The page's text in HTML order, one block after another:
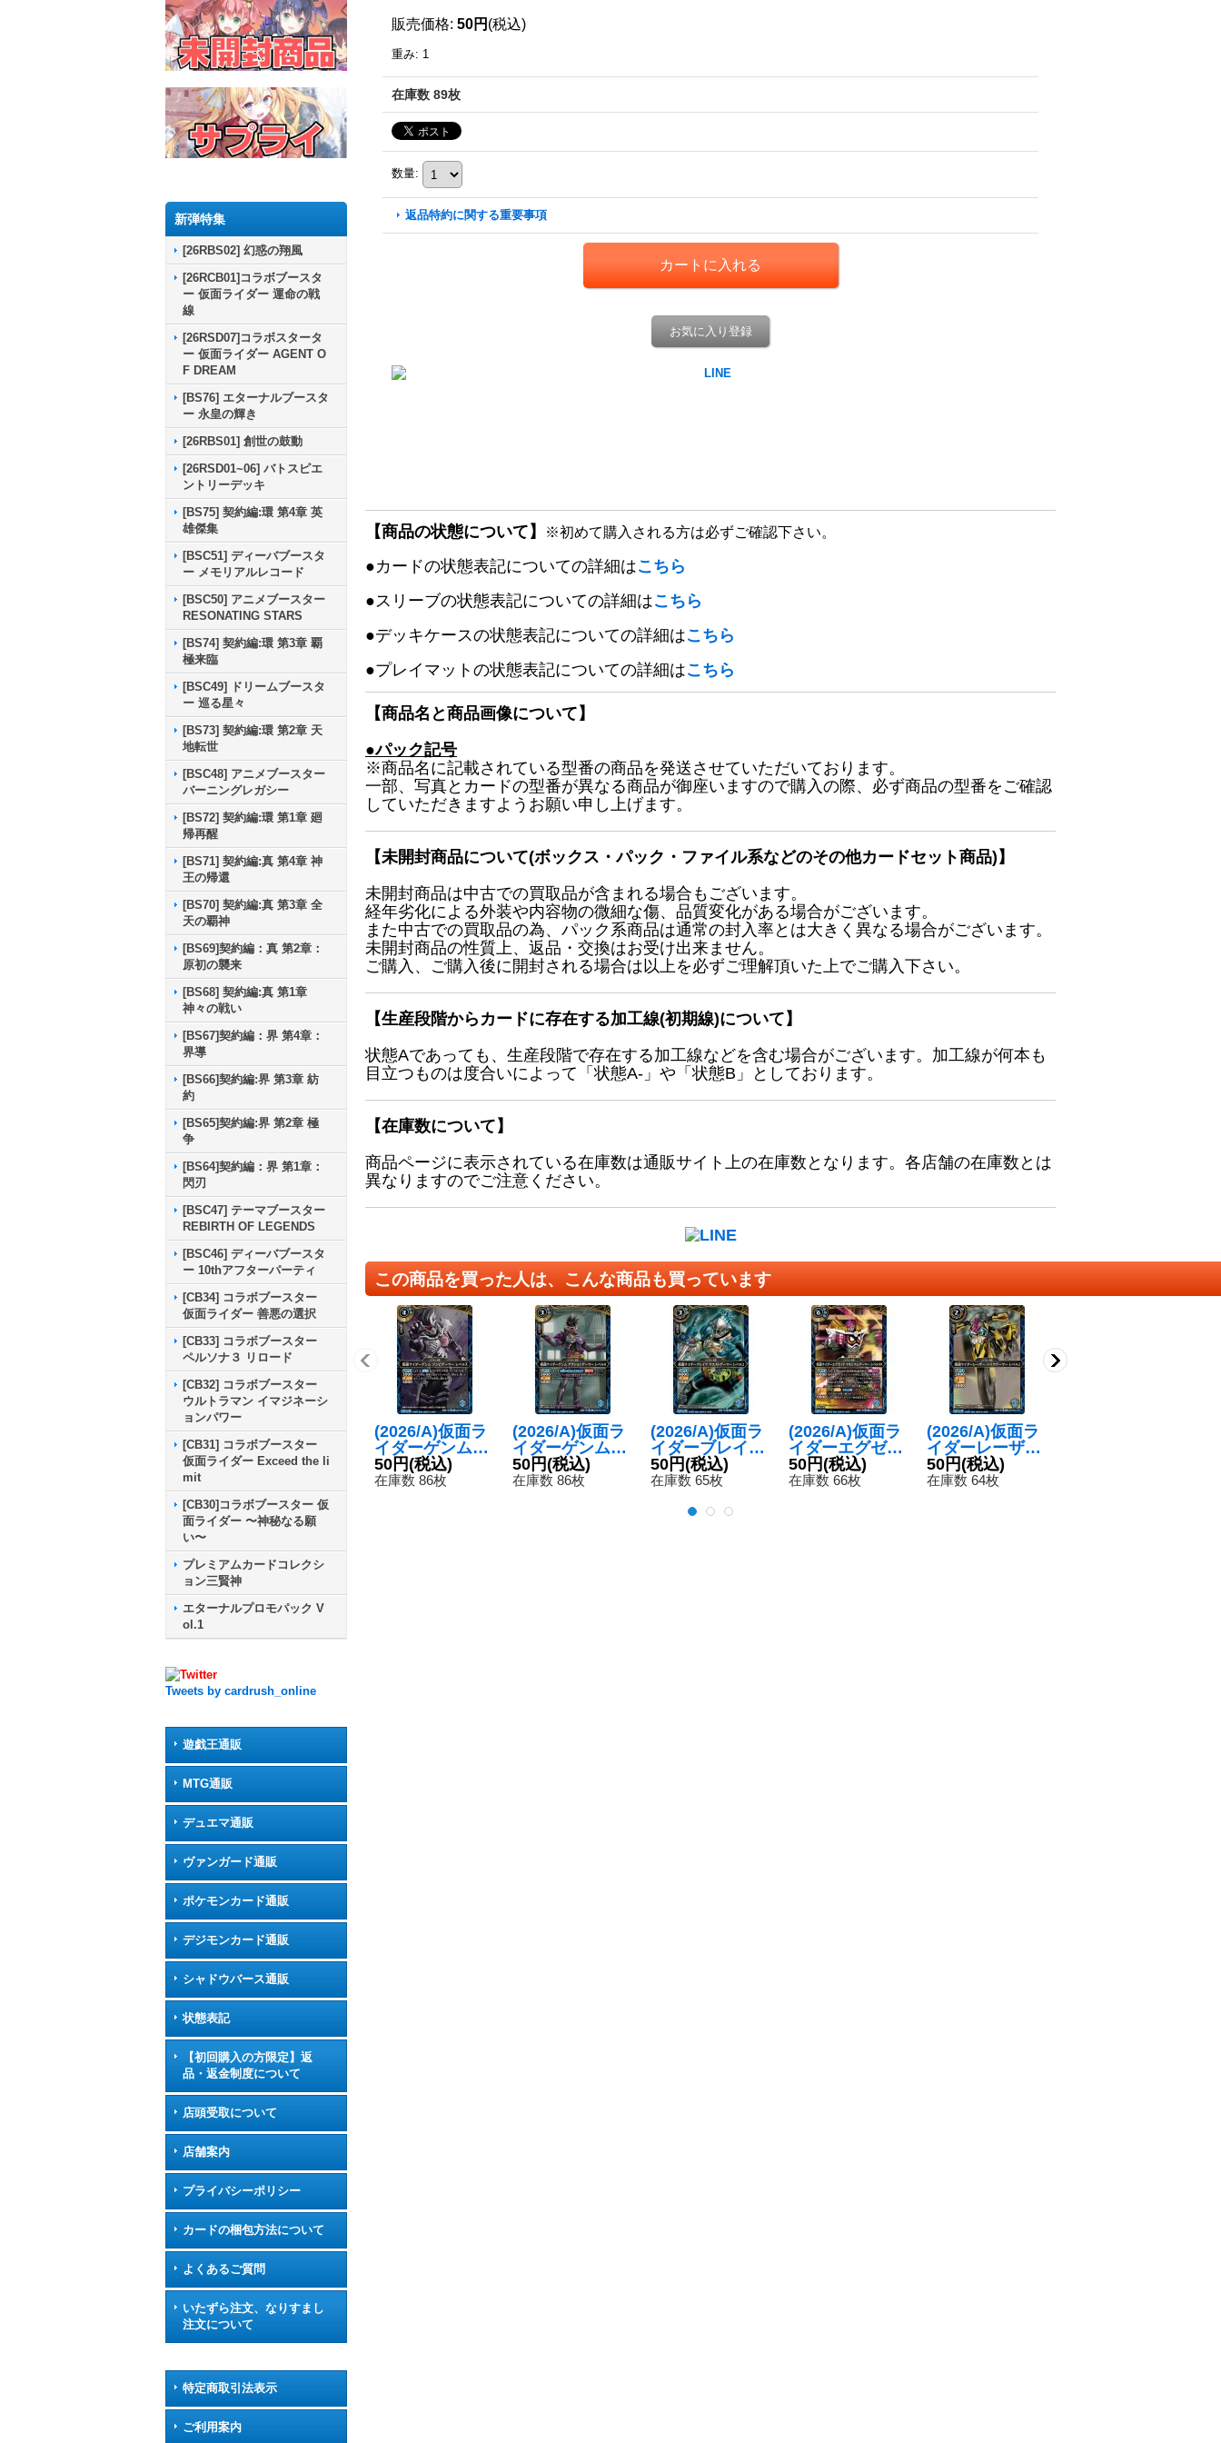
新弾特集
[26RBS02] 幻惑の翔風
[26RCB01]コラボブースタ
ー 仮面ライダー 運命の戦
線
[26RSD07]コラボスタータ
ー 仮面ライダー AGENT O
F DREAM
[BS76] エターナルブースタ
ー 永皇の輝き
[26RBS01] 創世の鼓動
[26RSD01~06] バトスピエ
ントリーデッキ
[BS75] 契約編:環 第4章 英
雄傑集
[BSC51] ディーバブースタ
ー メモリアルレコード
[BSC50] アニメブースター
RESONATING STARS
[BS74] 契約編:環 第3章 覇
極来臨
[BSC49] ドリームブースタ
ー 巡る星々
[BS73] 契約編:環 第2章 天
地転世
[BSC48] アニメブースター
バーニングレガシー
[BS72] 契約編:環 第1章 廻
帰再醒
[BS71] 契約編:真 第4章 神
王の帰還
[BS70] 契約編:真 第3章 全
天の覇神
[BS69]契約編：真 第2章：
原初の襲来
[BS68] 契約編:真 第1章
神々の戦い
[BS67]契約編：界 第4章：
界導
[BS66]契約編:界 第3章 紡
約
[BS65]契約編:界 第2章 極
争
[BS64]契約編：界 第1章：
閃刃
[BSC47] テーマブースター
REBIRTH OF LEGENDS
[BSC46] ディーバブースタ
ー 10thアフターパーティ
[CB34] コラボブースター
仮面ライダー 善悪の選択
[CB33] コラボブースター
ペルソナ３ リロード
[CB32] コラボブースター
ウルトラマン イマジネーシ
ョンパワー
[CB31] コラボブースター
仮面ライダー Exceed the li
mit
[CB30]コラボブースター 仮
面ライダー 〜神秘なる願
い〜
プレミアムカードコレクシ
ョン三賢神
エターナルプロモパック V
ol.1
Tweets by cardrush_online
遊戯王通販
MTG通販
デュエマ通販
ヴァンガード通販
ポケモンカード通販
デジモンカード通販
シャドウバース通販
状態表記
【初回購入の方限定】返
品・返金制度について
店頭受取について
店舗案内
プライバシーポリシー
カードの梱包方法について
よくあるご質問
いたずら注文、なりすまし
注文について
特定商取引法表示
ご利用案内
販売価格: 50円 (税込)
重み: 1
在庫数 89枚
数量:
返品特約に関する重要事項
お気に入り登録
【商品の状態について】 ※初めて購入される方は必ずご確認下さい。
●カードの状態表記についての詳細はこちら
●スリーブの状態表記についての詳細はこちら
●デッキケースの状態表記についての詳細はこちら
●プレイマットの状態表記についての詳細はこちら
【商品名と商品画像について】
●パック記号
※商品名に記載されている型番の商品を発送させていただいております。
一部、写真とカードの型番が異なる商品が御座いますので購入の際、必ず商品の型番をご確認
していただきますようお願い申し上げます。
【未開封商品について(ボックス・パック・ファイル系などのその他カードセット商品)】
未開封商品は中古での買取品が含まれる場合もございます。
経年劣化による外装や内容物の微細な傷、品質変化がある場合がございます。
また中古での買取品の為、パック系商品は通常の封入率とは大きく異なる場合がございます。
未開封商品の性質上、返品・交換はお受け出来ません。
ご購入、ご購入後に開封される場合は以上を必ずご理解頂いた上でご購入下さい。
【生産段階からカードに存在する加工線(初期線)について】
状態Aであっても、生産段階で存在する加工線などを含む場合がございます。加工線が何本も
目立つものは度合いによって「状態A-」や「状態B」としております。
【在庫数について】
商品ページに表示されている在庫数は通販サイト上の在庫数となります。各店舗の在庫数とは
異なりますのでご注意ください。
この商品を買った人は、こんな商品も買っています
(2026/A)仮面ラ
イダーゲンムゾ
ンビゲーマーレ
ベルX【C】{26
50円(税込)
在庫数 86枚
(2026/A)仮面ラ
イダーゲンムア
クションゲーマ
ーレベル0【C】
50円(税込)
在庫数 86枚
(2026/A)仮面ラ
イダーブレイブ
クエストゲーマ
ーレベル2【C】
《青》
50円(税込)
在庫数 65枚
(2026/A)仮面ラ
イダーエグゼイ
ドマキシマムゲ
ーマーレベル99
50円(税込)
在庫数 66枚
(2026/A)仮面ラ
イダーレーザー
バイクゲーマー
レベル2【C】{2
50円(税込)
在庫数 64枚